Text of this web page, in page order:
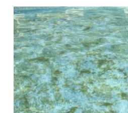
Lutter
efficacement
contre
les
algues
piscine